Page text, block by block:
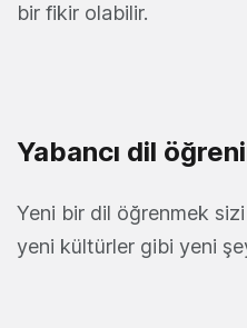
bir fikir olabilir.
Yabancı dil
Yeni bir dil öğrenmek
yeni kültürler gibi yeni